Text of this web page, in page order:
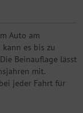
Auto am
es bis zu
Beinauflage lässt
mit.
jeder Fahrt für